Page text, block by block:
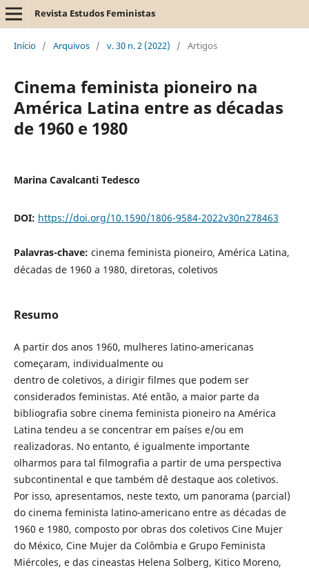
Revista Estudos Feministas
Início / Arquivos / v. 30 n. 2 (2022) / Artigos
Cinema feminista pioneiro na
América Latina entre as décadas
de 1960 e 1980
Marina Cavalcanti Tedesco
DOI: https://doi.org/10.1590/1806-9584-2022v30n278463
Palavras-chave: cinema feminista pioneiro, América Latina,
décadas de 1960 a 1980, diretoras, coletivos
Resumo
A partir dos anos 1960, mulheres latino-americanas
começaram, individualmente ou
dentro de coletivos, a dirigir filmes que podem ser
considerados feministas. Até então, a maior parte da
bibliografia sobre cinema feminista pioneiro na América
Latina tendeu a se concentrar em países e/ou em
realizadoras. No entanto, é igualmente importante
olharmos para tal filmografia a partir de uma perspectiva
subcontinental e que também dê destaque aos coletivos.
Por isso, apresentamos, neste texto, um panorama (parcial)
do cinema feminista latino-americano entre as décadas de
1960 e 1980, composto por obras dos coletivos Cine Mujer
do México, Cine Mujer da Colômbia e Grupo Feminista
Miércoles, e das cineastas Helena Solberg, Kitico Moreno,